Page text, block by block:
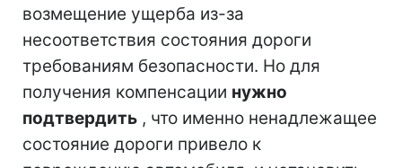
возмещение ущерба из-за
несоответствия состояния дороги
требованиям безопасности. Но для
получения компенсации нужно
подтвердить , что именно ненадлежащее
состояние дороги привело к